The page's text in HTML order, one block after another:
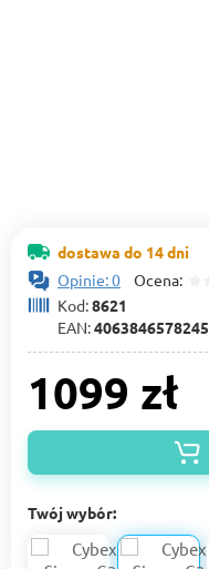
dostawa do 14 dni
Opinie: 0 Ocena:
Kod:8621
EAN:4063846578245
1099 zł
Twój wybór: